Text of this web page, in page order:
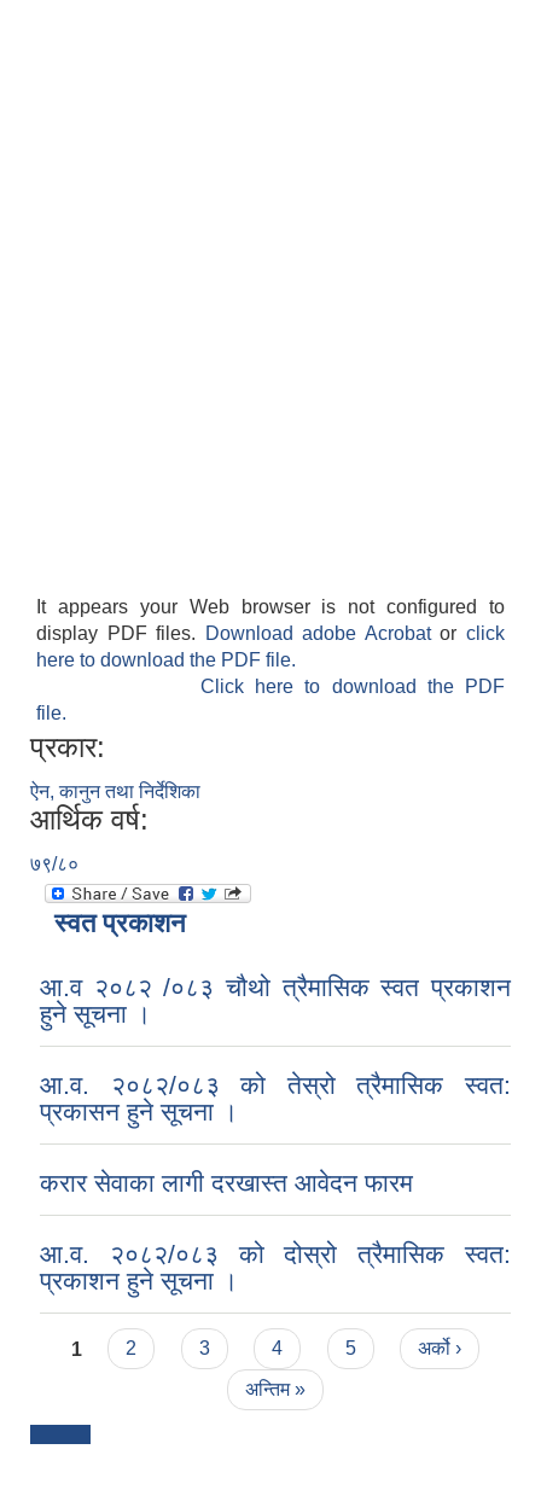
It appears your Web browser is not configured to
display PDF files.
Download adobe Acrobatorclick
here to download the PDF file.
Click here to download the PDF
file.
प्रकार:
ऐन, कानुन तथा निर्देशिका
आर्थिक वर्ष:
७९/८०
स्वत प्रकाशन
आ.व २०८२ /०८३ चौथो त्रैमासिक स्वत प्रकाशन
हुने सूचना ।
आ.व. २०८२/०८३ को तेस्रो त्रैमासिक स्वत:
प्रकासन हुने सूचना ।
करार सेवाका लागी दरखास्त आवेदन फारम
आ.व. २०८२/०८३ को दोस्रो त्रैमासिक स्वत:
प्रकाशन हुने सूचना ।
Pages
1 2 3 4 5
अर्को ›
अन्तिम »